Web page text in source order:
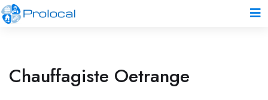
Chauffagiste Oetrange